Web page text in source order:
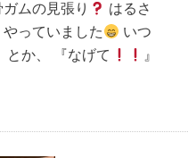
ムの見張り
はるさ
っていました
いつ
とか、 『なげて
』